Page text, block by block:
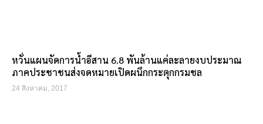
หวั่นแผนจัดการน้ำอีสาน 6.8 พันล้านแค่ละลายงบประมาณ
ภาคประชาชนส่งจดหมายเปิดผนึกกระตุกกรมชล
24 สิงหาคม, 2017